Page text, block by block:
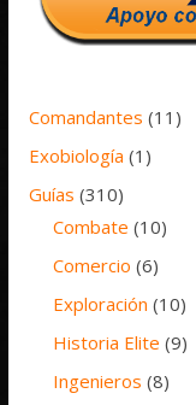
Comandantes (11)
Exobiología (1)
Guías (310)
Combate (10)
Comercio (6)
Exploración (10)
Historia Elite (9)
Ingenieros (8)